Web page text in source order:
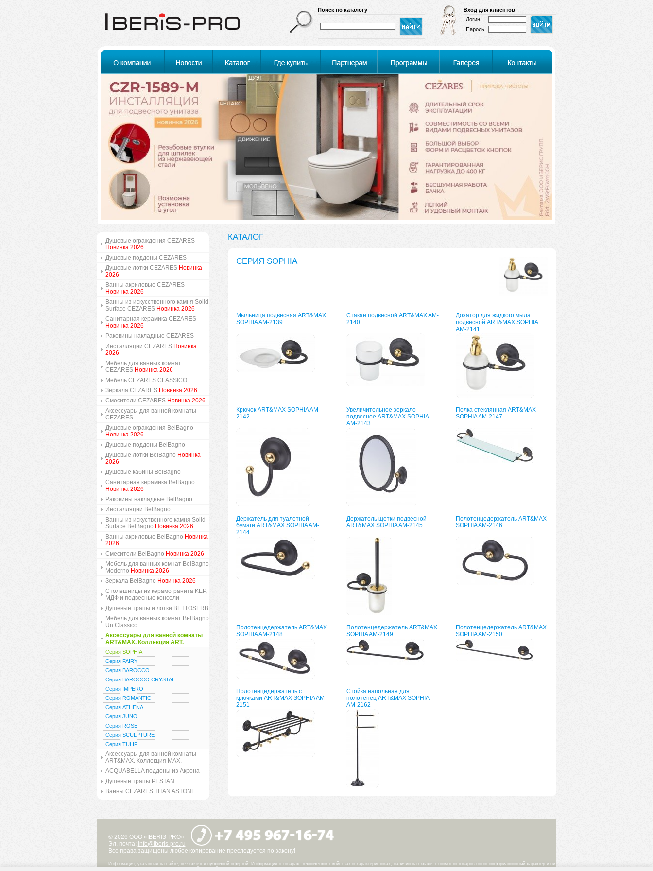
Вход для клиентов
Логин
Пароль
Поиск по каталогу
Душевые ограждения CEZARES
Новинка 2026
Душевые поддоны CEZARES
Душевые лотки CEZARES Новинка
2026
Ванны акриловые CEZARES
Новинка 2026
Ванны из искусственного камня Solid
Surface CEZARES Новинка 2026
Санитарная керамика CEZARES
Новинка 2026
Раковины накладные CEZARES
Инсталляции CEZARES Новинка
2026
Мебель для ванных комнат
CEZARES Новинка 2026
Мебель CEZARES CLASSICO
Зеркала CEZARES Новинка 2026
Смесители CEZARES Новинка 2026
Аксессуары для ванной комнаты
CEZARES
Душевые ограждения BelBagno
Новинка 2026
Душевые поддоны BelBagno
Душевые лотки BelBagno Новинка
2026
Душевые кабины BelBagno
Санитарная керамика BelBagno
Новинка 2026
Раковины накладные BelBagno
Инсталляции BelBagno
Ванны из искуственного камня Solid
Surface BelBagno Новинка 2026
Ванны акриловые BelBagno Новинка
2026
Смесители BelBagno Новинка 2026
Мебель для ванных комнат BelBagno
Moderno Новинка 2026
Зеркала BelBagno Новинка 2026
Столешницы из керамогранита KEP,
МДФ и подвесные консоли
Душевые трапы и лотки BETTOSERB
Мебель для ванных комнат BelBagno
Un Classico
Аксессуары для ванной комнаты
ART&MAX. Коллекция ART.
Серия SOPHIA
Серия FAIRY
Серия BAROCCO
Серия BAROCCO CRYSTAL
Серия IMPERO
Серия ROMANTIC
Серия ATHENA
Серия JUNO
Серия ROSE
Серия SCULPTURE
Серия TULIP
Аксессуары для ванной комнаты
ART&MAX. Коллекция MAX.
ACQUABELLA поддоны из Акрона
Душевые трапы PESTAN
Ванны CEZARES TITAN ASTONE
КАТАЛОГ
СЕРИЯ SOPHIA
Мыльница подвесная ART&MAX
SOPHIA AM-2139
Стакан подвесной ART&MAX AM-
2140
Дозатор для жидкого мыла
подвесной ART&MAX SOPHIA
AM-2141
Крючок ART&MAX SOPHIA AM-
2142
Увеличительное зеркало
подвесное ART&MAX SOPHIA
AM-2143
Полка стеклянная ART&MAX
SOPHIA AM-2147
Держатель для туалетной
бумаги ART&MAX SOPHIA AM-
2144
Держатель щетки подвесной
ART&MAX SOPHIA AM-2145
Полотенцедержатель ART&MAX
SOPHIA AM-2146
Полотенцедержатель ART&MAX
SOPHIA AM-2148
Полотенцедержатель ART&MAX
SOPHIA AM-2149
Полотенцедержатель ART&MAX
SOPHIA AM-2150
Полотенцедержатель с
крючками ART&MAX SOPHIA AM-
2151
Стойка напольная для
полотенец ART&MAX SOPHIA
AM-2162
© 2026 ООО «IBERIS-PRO»
Эл. почта: info@iberis-pro.ru
Все права защищены любое копирование преследуется по закону!
Информация, указанная на сайте, не является публичной офертой. Информация о товарах, технических свойствах и характеристиках, наличии на складе, стоимости товаров носит информационный характер и ни